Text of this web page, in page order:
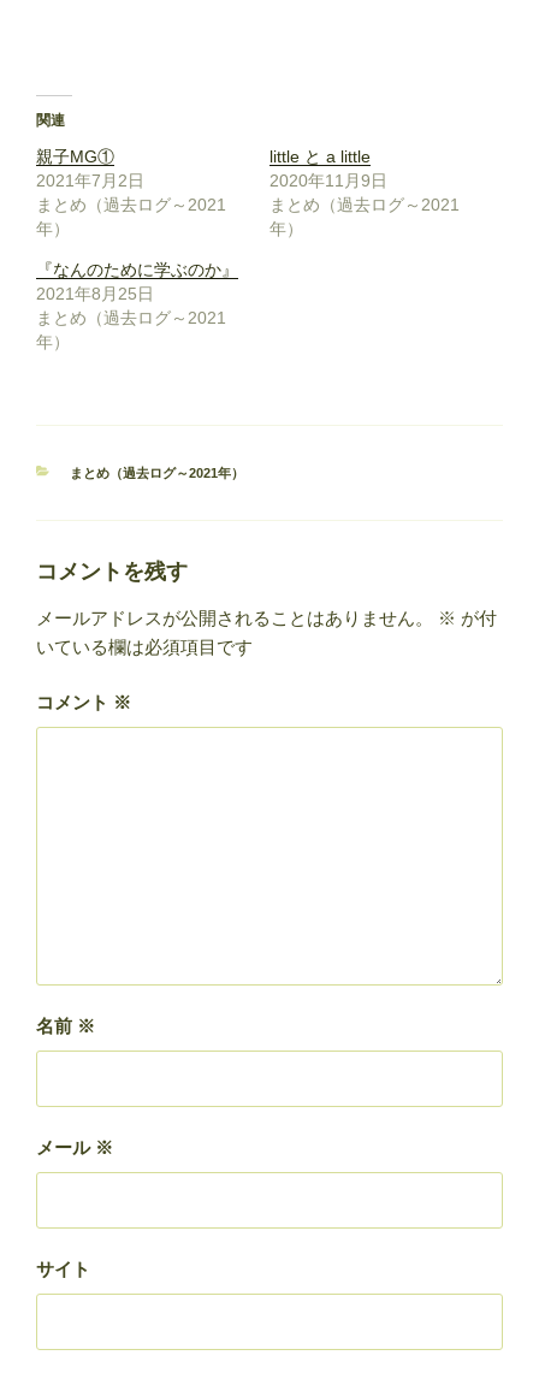
関連
親子MG①
2021年7月2日
まとめ（過去ログ～2021
年）
little と a little
2020年11月9日
まとめ（過去ログ～2021
年）
『なんのために学ぶのか』
2021年8月25日
まとめ（過去ログ～2021
年）
カ
まとめ（過去ログ～2021年）
コメントを残す
メールアドレスが公開されることはありません。 ※ が付
いている欄は必須項目です
コメント ※
名前 ※
メール ※
サイト